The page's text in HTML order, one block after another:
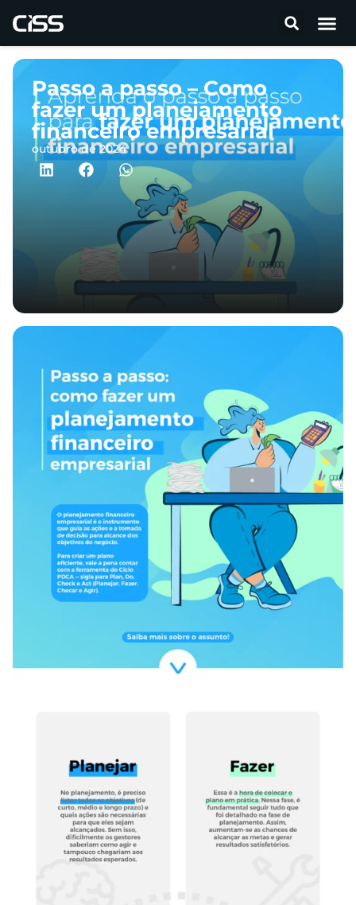
Passo a passo – Como
fazer um planejamento
financeiro empresarial
outubro de 2024